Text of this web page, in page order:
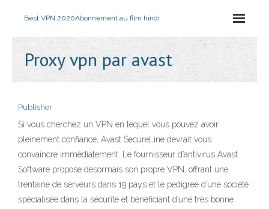
Best VPN 2020Abonnement au film hindi
Proxy vpn par avast
Publisher
Si vous cherchez un VPN en lequel vous pouvez avoir
pleinement confiance, Avast SecureLine devrait vous
convaincre immédiatement. Le fournisseur d’antivirus Avast
Software propose désormais son propre VPN, offrant une
trentaine de serveurs dans 19 pays et le pedigree d’une société
spécialisée dans la sécurité et bénéficiant d’une très bonne